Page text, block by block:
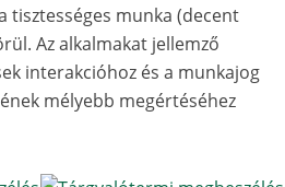
tisztességes munka (decent
Az alkalmakat jellemző
interakcióhoz és a munkajog
mélyebb megértéséhez